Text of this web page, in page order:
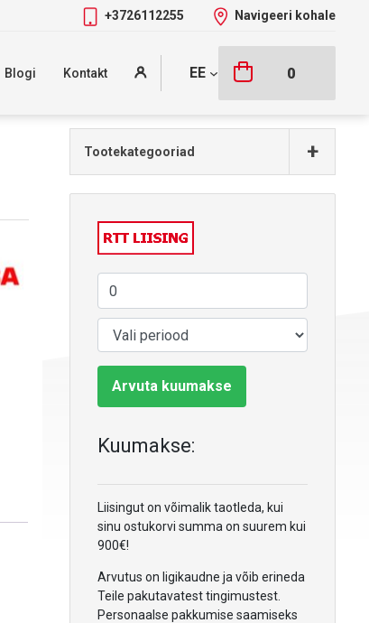
+3726112255 Navigeeri kohale
Blogi Kontakt EE 0
Tootekategooriad +
Arvuta kuumakse
Kuumakse:
Liisingut on võimalik taotleda, kui
sinu ostukorvi summa on suurem kui
900€!
Arvutus on ligikaudne ja võib erineda
Teile pakutavatest tingimustest.
Personaalse pakkumise saamiseks